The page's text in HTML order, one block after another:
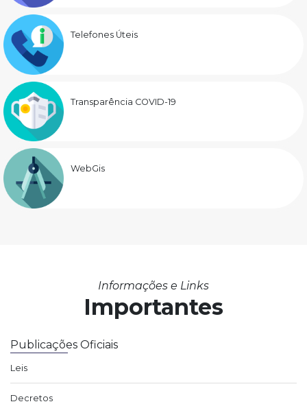
Telefones Úteis
Transparência COVID-19
WebGis
Informações e Links
Importantes
Publicações Oficiais
Leis
Decretos